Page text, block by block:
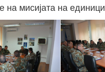
на мисијата на